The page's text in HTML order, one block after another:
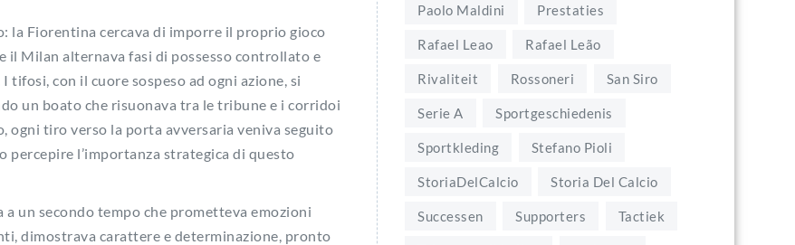
Fiorentina cercava di imporre il proprio gioco
il Milan alternava fasi di possesso controllato e
con il cuore sospeso ad ogni azione, si
un boato che risuonava tra le tribune e i corridoi
ogni tiro verso la porta avversaria veniva seguito
percepire l’importanza strategica di questo
un secondo tempo che prometteva emozioni
dimostrava carattere e determinazione, pronto
Paolo Maldini Prestaties
Rafael Leao Rafael Leão
Rivaliteit Rossoneri San Siro
Serie A Sportgeschiedenis
Sportkleding Stefano Pioli
StoriaDelCalcio Storia Del Calcio
Successen Supporters Tactiek